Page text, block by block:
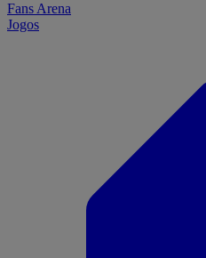
Fans Arena
Jogos